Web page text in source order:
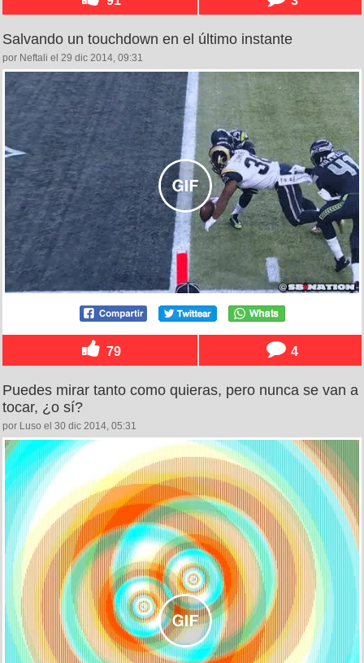
Salvando un touchdown en el último instante
por Neftali el 29 dic 2014, 09:31
79 4
Puedes mirar tanto como quieras, pero nunca se van a
tocar, ¿o sí?
por Luso el 30 dic 2014, 05:31